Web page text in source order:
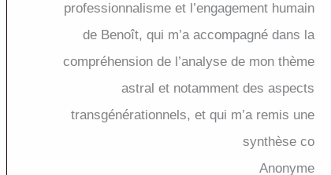
professionnalisme et l’engagement humain
de Benoît, qui m’a accompagné dans la
compréhension de l’analyse de mon thème
astral et notamment des aspects
transgénérationnels, et qui m’a remis une
synthèse co
Anonyme